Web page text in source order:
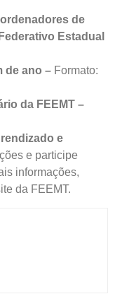
de
Estadual
de ano – Formato:
da FEEMT –
e
e participe
informações,
da FEEMT.